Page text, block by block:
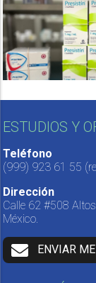
ESTUDIOS Y
Teléfono
(999) 923 61 55
Dirección
Calle 62 #508
México.
ENVIAR